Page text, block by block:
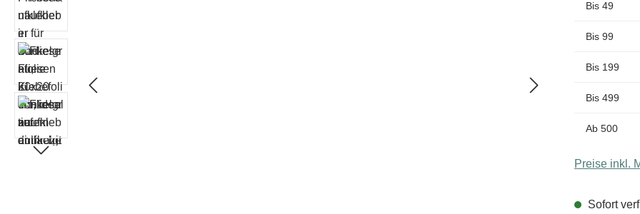
Bis 49
Bis 99
Bis 199
Bis 499
Ab 500
Preise inkl.
Sofort